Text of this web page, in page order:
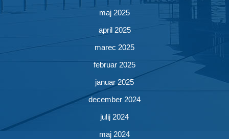
maj 2025
april 2025
marec 2025
februar 2025
januar 2025
december 2024
julij 2024
maj 2024